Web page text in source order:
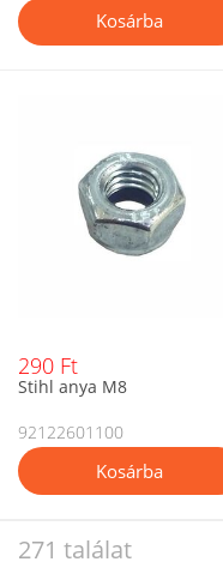
290 Ft
Stihl anya M8
92122601100
271 találat